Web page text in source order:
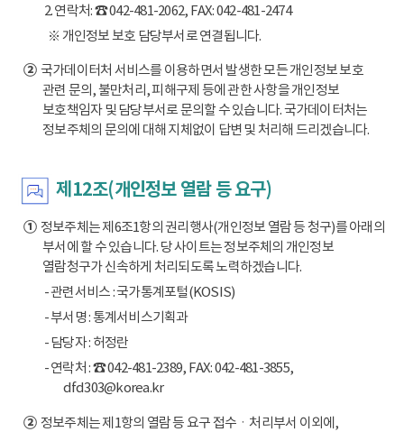
2. 연락처: ☎ 042-481-2062, FAX: 042-481-2474
※ 개인정보 보호 담당부서로 연결됩니다.
②국가데이터처 서비스를 이용하면서 발생한 모든 개인정보 보호
관련 문의, 불만처리, 피해구제 등에 관한 사항을 개인정보
보호책임자 및 담당부서로 문의할 수 있습니다. 국가데이터처는
정보주체의 문의에 대해 지체없이 답변 및 처리해 드리겠습니다.
제12조(개인정보 열람 등 요구)
①정보주체는 제6조1항의 권리행사(개인정보 열람 등 청구)를 아래의
부서에 할 수 있습니다. 당 사이트는 정보주체의 개인정보
열람청구가 신속하게 처리되도록 노력하겠습니다.
- 관련서비스 : 국가통계포털(KOSIS)
- 부서명 : 통계서비스기획과
- 담당자 : 허정란
- 연락처 : ☎ 042-481-2389, FAX: 042-481-3855,
dfd303@korea.kr
②정보주체는 제1항의 열람 등 요구 접수ㆍ처리부서 이외에,